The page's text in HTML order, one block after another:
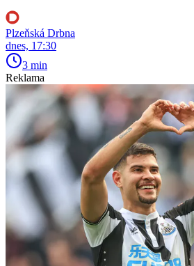
Plzeňská Drbna
dnes, 17:30
3 min
Reklama